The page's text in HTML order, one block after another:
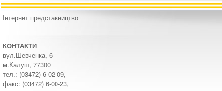
Інтернет представництво
КОНТАКТИ
вул.Шевченка, 6
м.Калуш, 77300
тел.: (03472) 6-02-09,
факс: (03472) 6-00-23,